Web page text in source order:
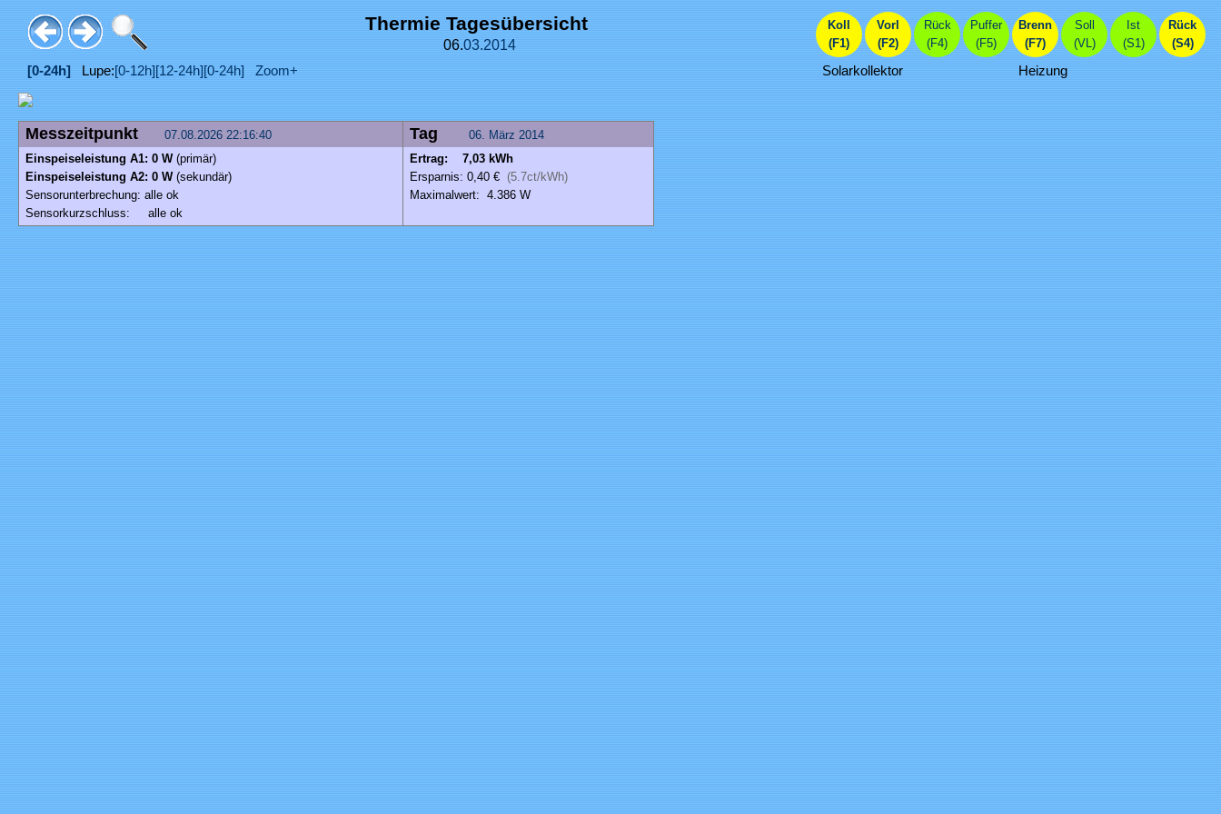
Thermie Tagesübersicht
06.03.2014
Koll
(F1)
Vorl
(F2)
Rück
(F4)
Puffer
(F5)
Brenn
(F7)
Soll
(VL)
Ist
(S1)
Rück
(S4)
[0-24h] Lupe:[0-12h] [12-24h] [0-24h] Zoom+ Solarkollektor Heizung
Messzeitpunkt 07.08.2026 22:16:40 Tag 06. März 2014
Einspeiseleistung A1: 0 W (primär)
Einspeiseleistung A2: 0 W(sekundär)
Sensorunterbrechung: alle ok
Sensorkurzschluss: alle ok
Ertrag: 7,03 kWh
Ersparnis: 0,40 € (5.7ct/kWh)
Maximalwert: 4.386 W